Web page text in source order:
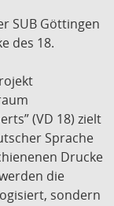
SUB Göttingen
des 18.
(VD 18) zielt
Sprache
Drucke
die
sondern